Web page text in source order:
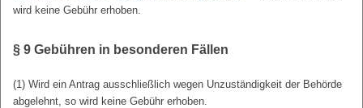
wird keine Gebühr erhoben.
§ 9 Gebühren in besonderen Fällen
(1) Wird ein Antrag ausschließlich wegen Unzuständigkeit der Behörde
abgelehnt, so wird keine Gebühr erhoben.